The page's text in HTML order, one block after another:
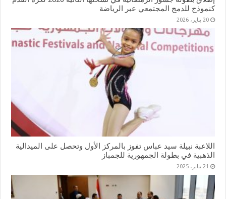
كنموذج للدمج المجتمعي عبر الرياضة
20 يناير، 2026
اللاعبة نبيلة سيد عباس تفوز بالمركز الأول وتحصل على الميدالية
الذهبية في بطولة الجمهورية للجمباز
21 يناير، 2025